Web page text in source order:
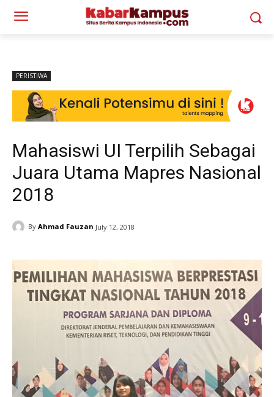
PERISTIWA
Mahasiswi UI Terpilih Sebagai
Juara Utama Mapres Nasional
2018
By Ahmad Fauzan July 12, 2018